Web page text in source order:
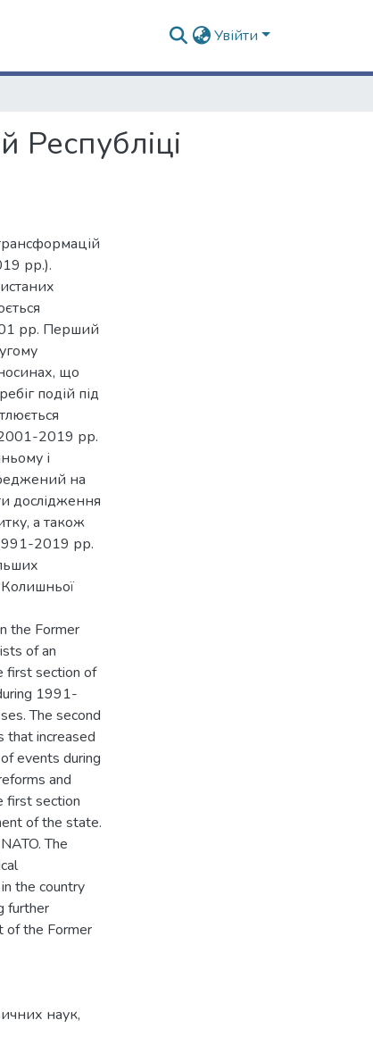
Увійти
Республіці
рр.).
рр. Перший
що
подій під
2001-2019 рр.
і
на
дослідження
а також
2019 рр.
the Former
of an
first section of
1991-
The second
that increased
events during
and
first section
of the state.
The
the country
further
of the Former
наук,